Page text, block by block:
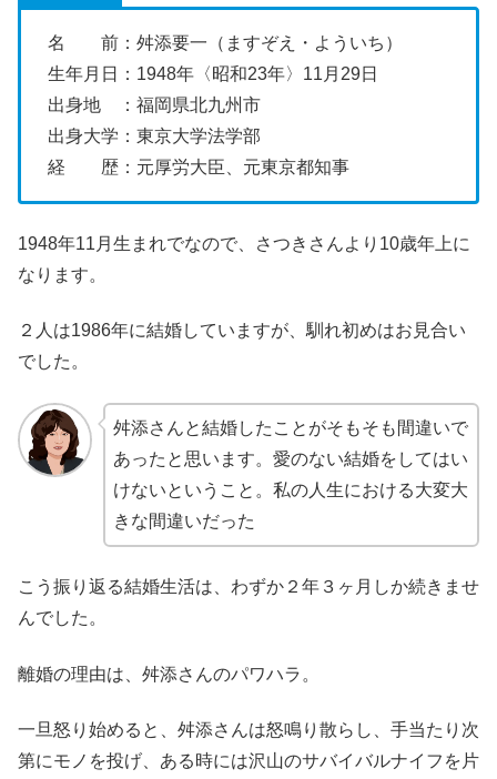
名 前：舛添要一（ますぞえ・よういち）
生年月日：1948年〈昭和23年〉11月29日
出身地 ：福岡県北九州市
出身大学：東京大学法学部
経 歴：元厚労大臣、元東京都知事
1948年11月生まれでなので、さつきさんより10歳年上に
なります。
２人は1986年に結婚していますが、馴れ初めはお見合い
でした。
舛添さんと結婚したことがそもそも間違いで
あったと思います。愛のない結婚をしてはい
けないということ。私の人生における大変大
きな間違いだった
こう振り返る結婚生活は、わずか２年３ヶ月しか続きませ
んでした。
離婚の理由は、舛添さんのパワハラ。
一旦怒り始めると、舛添さんは怒鳴り散らし、手当たり次
第にモノを投げ、ある時には沢山のサバイバルナイフを片